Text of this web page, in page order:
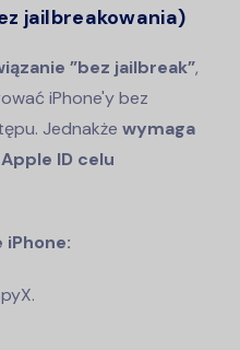
jailbreakowania)
”bez jailbreak”,
iPhone'y bez
Jednakże wymaga
ID celu